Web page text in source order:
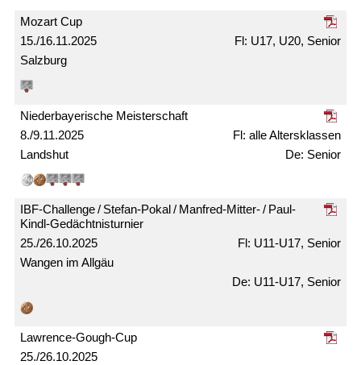
15./16.11.2025
Mozart Cup
Salzburg
U17, U20, Senior
8./9.11.2025
Nieder­bayerische Meister­schaft
Landshut
alle Alters­klassen
Senior
25./26.10.2025
IBF-Challenge / Stefan-Pokal / Manfred-Mitter- / Paul-
Kindl-Gedächtnis­turnier
Wangen im Allgäu
U11-U17, Senior
U11-U17, Senior
25./26.10.2025
Lawrence-Gough-Cup